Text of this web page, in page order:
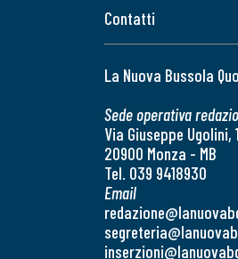
Contatti
La Nuova Bussola
Sede operativa
Via Giuseppe Ugolini,
20900 Monza - MB
Tel. 039 9418930
Email